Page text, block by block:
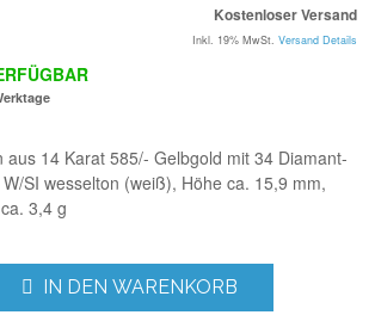
Kostenloser Versand
Inkl. 19% MwSt. Versand Details
aus 14 Karat 585/- Gelbgold mit 34 Diamant-
SI wesselton (weiß), Höhe ca. 15,9 mm,
3,4 g
IN DEN WARENKORB